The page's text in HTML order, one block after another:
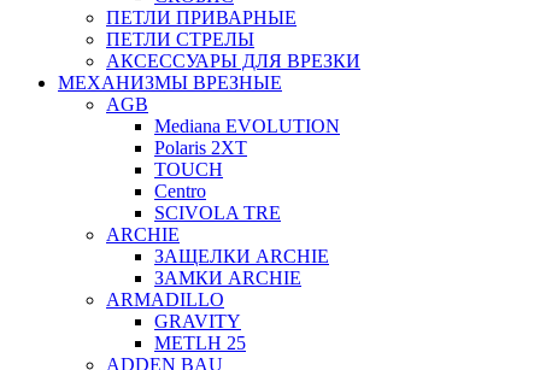
ПЕТЛИ ПРИВАРНЫЕ
ПЕТЛИ СТРЕЛЫ
АКСЕССУАРЫ ДЛЯ ВРЕЗКИ
МЕХАНИЗМЫ ВРЕЗНЫЕ
AGB
Mediana EVOLUTION
Polaris 2XT
TOUCH
Centro
SCIVOLA TRE
ARCHIE
ЗАЩЕЛКИ ARCHIE
ЗАМКИ ARCHIE
ARMADILLO
GRAVITY
METLH 25
ADDEN BAU